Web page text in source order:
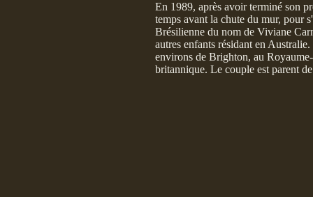
En 1989, après avoir terminé son
temps avant la chute du mur, pour
Brésilienne du nom de Viviane
autres enfants résidant en
environs de Brighton, au
britannique. Le couple est parent